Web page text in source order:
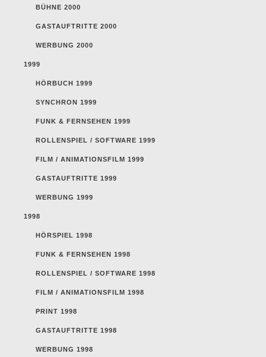
BÜHNE 2000
GASTAUFTRITTE 2000
WERBUNG 2000
1999
HÖRBUCH 1999
SYNCHRON 1999
FUNK & FERNSEHEN 1999
ROLLENSPIEL / SOFTWARE 1999
FILM / ANIMATIONSFILM 1999
GASTAUFTRITTE 1999
WERBUNG 1999
1998
HÖRSPIEL 1998
FUNK & FERNSEHEN 1998
ROLLENSPIEL / SOFTWARE 1998
FILM / ANIMATIONSFILM 1998
PRINT 1998
GASTAUFTRITTE 1998
WERBUNG 1998